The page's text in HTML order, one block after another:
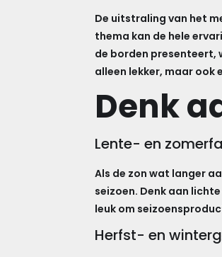
De uitstraling van het
thema kan de hele
de borden presenteert,
alleen lekker, maar ook
Denk
Lente- en
Als de zon wat langer
seizoen. Denk aan
leuk om
Herfst- en